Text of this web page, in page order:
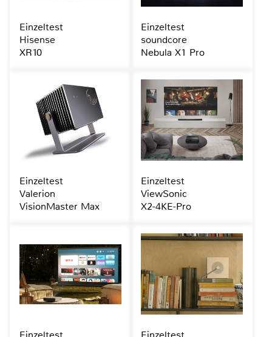
Einzeltest
Hisense
XR10
Einzeltest
soundcore
Nebula X1 Pro
Einzeltest
Valerion
VisionMaster Max
Einzeltest
ViewSonic
X2-4KE-Pro